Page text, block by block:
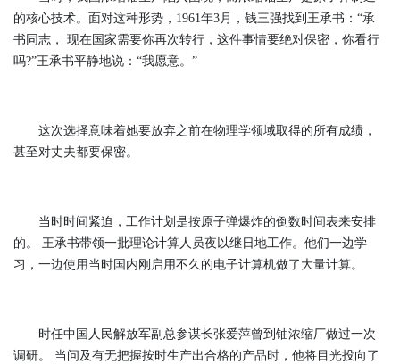
的核心技术。面对这种形势，1961年3月，钱三强找到王承书：“承
书同志， 现在国家需要你再次转行，这件事情要绝对保密，你看行
吗?”王承书平静地说：“我愿意。”
这次选择意味着她要放弃之前在物理学领域取得的所有成绩，
甚至对丈夫都要保密。
当时时间紧迫，工作计划是按原子弹爆炸的倒数时间表来安排
的。 王承书带领一批理论计算人员夜以继日地工作。他们一边学
习，一边使用当时国内刚启用不久的电子计算机做了大量计算。
时任中国人民解放军副总参谋长张爱萍曾到铀浓缩厂做过一次
调研。 当问及有无把握按时生产出合格的产品时，他将目光投向了